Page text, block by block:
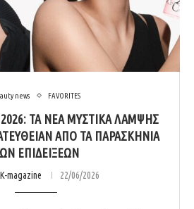
news FAVORITES
2026: ΤΑ ΝΈΑ ΜΥΣΤΙΚΆ ΛΆΜΨΗΣ
ΑΠΌ ΤΑ ΠΑΡΑΣΚΉΝΙΑ
ΕΠΙΔΕΊΞΕΩΝ
magazine 22/06/2026